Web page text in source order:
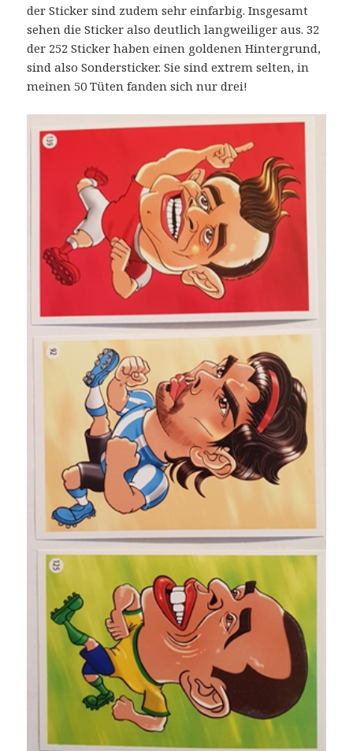
der Sticker sind zudem sehr einfarbig. Insgesamt
sehen die Sticker also deutlich langweiliger aus. 32
der 252 Sticker haben einen goldenen Hintergrund,
sind also Sondersticker. Sie sind extrem selten, in
meinen 50 Tüten fanden sich nur drei!